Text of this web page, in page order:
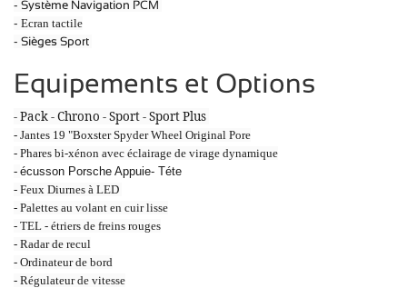
- Système Navigation PCM
- Ecran tactile
- Sièges Sport
Equipements et Options
- Pack - Chrono - Sport - Sport Plus
- Jantes 19 "Boxster Spyder Wheel Original Pore
- Phares bi-xénon avec éclairage de virage dynamique
- écusson Porsche Appuie- Téte
- Feux Diurnes à LED
- Palettes au volant en cuir lisse
- TEL - étriers de freins rouges
- Radar de recul
- Ordinateur de bord
- Régulateur de vitesse